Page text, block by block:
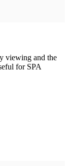
viewing and the
for SPA